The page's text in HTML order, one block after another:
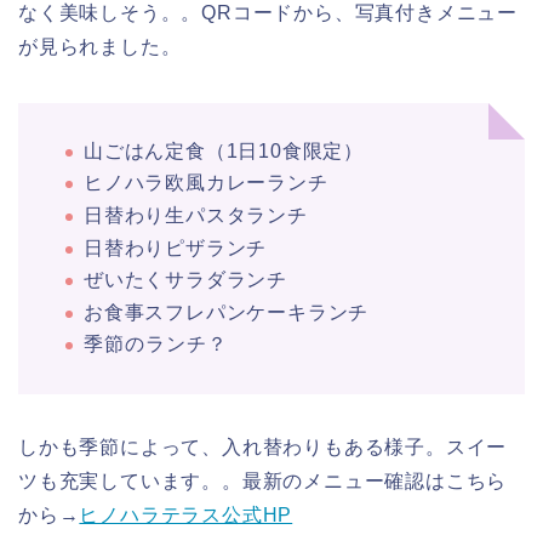
なく美味しそう。。QRコードから、写真付きメニュー
が見られました。
山ごはん定食（1日10食限定）
ヒノハラ欧風カレーランチ
日替わり生パスタランチ
日替わりピザランチ
ぜいたくサラダランチ
お食事スフレパンケーキランチ
季節のランチ？
しかも季節によって、入れ替わりもある様子。スイー
ツも充実しています。。最新のメニュー確認はこちら
から→ ヒノハラテラス公式HP